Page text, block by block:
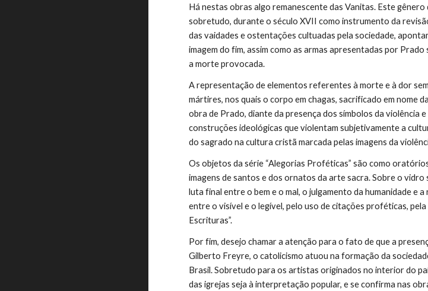
Há nestas obras algo remanescente das Vanitas. Este
sobretudo, durante o século XVII como instrumento da
das vaidades e ostentações cultuadas pela sociedade,
imagem do fim, assim como as armas apresentadas por
a morte provocada.
A representação de elementos referentes à morte e à dor
mártires, nos quais o corpo em chagas, sacrificado em nome
obra de Prado, diante da presença dos símbolos da violência
construções ideológicas que violentam subjetivamente a
do sagrado na cultura cristã marcada pelas imagens da
Os objetos da série “Alegorias Proféticas” são como
imagens de santos e dos ornatos da arte sacra. Sobre o
luta final entre o bem e o mal, o julgamento da humanidade e
entre o visível e o legível, pelo uso de citações proféticas,
Escrituras”.
Por fim, desejo chamar a atenção para o fato de que a
Gilberto Freyre, o catolicismo atuou na formação da
Brasil. Sobretudo para os artistas originados no interior do
das igrejas seja à interpretação popular, e se confirma nas